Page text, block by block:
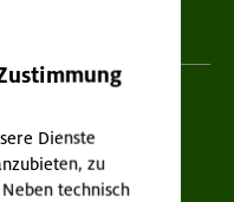
Dienste
zu
technisch